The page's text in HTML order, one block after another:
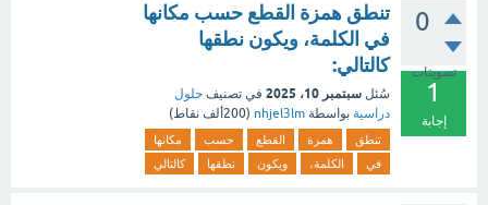
0
تصويتات
1
إجابة
تنطق همزة القطع حسب مكانها
في الكلمة، ويكون نطقها
كالتالي:
سُئل سبتمبر 10، 2025 في تصنيف حلول
دراسية بواسطة nhjel3lm
(200ألف نقاط)
تنطق همزة القطع حسب
مكانها
في
الكلمة، ويكون نطقها كالتالي